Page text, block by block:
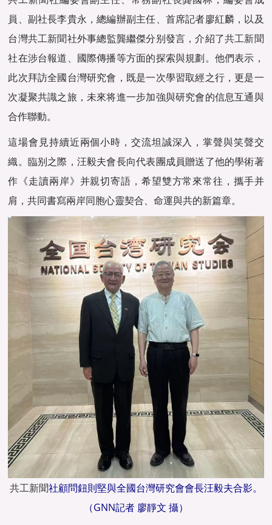
員、副社長李貴永，總編辦副主任、首席記者廖紅麟，以及
台灣共工新聞社外事總監龔繼傑分别發言，介紹了共工新聞
社在涉台報道、國際傳播等方面的探索與規劃。他們表示，
此次拜訪全國台灣研究會，既是一次學習取經之行，更是一
次凝聚共識之旅，未來将進一步加強與研究會的信息互通與
合作聯動。
這場會見持續近兩個小時，交流坦誠深入，掌聲與笑聲交
織。臨别之際，汪毅夫會長向代表團成員贈送了他的學術著
作《走讀兩岸》并親切寄語，希望雙方常來常往，攜手并
肩，共同書寫兩岸同胞心靈契合、命運與共的新篇章。
共工新聞社顧問鈕則堅與全國台灣研究會會長汪毅夫合影。
（GNN記者 廖靜文 攝）